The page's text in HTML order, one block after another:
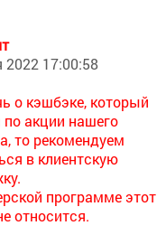
2022 17:00:58
о кэшбэке, который
акции нашего
то рекомендуем
в клиентскую
программе этот
относится.